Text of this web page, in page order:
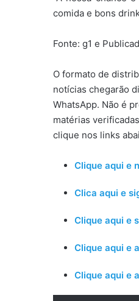
comida e bons
Fonte: g1 e
O formato de
notícias chegarão
WhatsApp. Não é
matérias
clique nos links
Clique aqui e
Clica aqui e
Clique aqui e
Clique aqui e
Clique aqui e